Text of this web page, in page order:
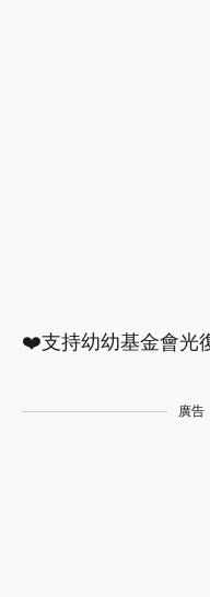
❤️支持幼幼基金會光
廣告